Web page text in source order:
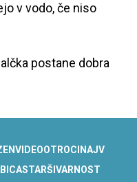
v vodo, če niso
postane dobra
VIDEOOTROCI NAJV
STARŠI VARNOST